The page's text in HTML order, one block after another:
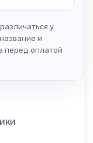
у
и
перед оплатой